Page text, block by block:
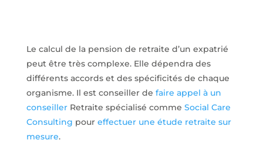
Le calcul de la pension de retraite d’un expatrié
peut être très complexe. Elle dépendra des
différents accords et des spécificités de chaque
organisme. Il est conseiller de faire appel à un
conseillerRetraite spécialisé comme Social Care
Consulting poureffectuer une étude retraite sur
mesure.